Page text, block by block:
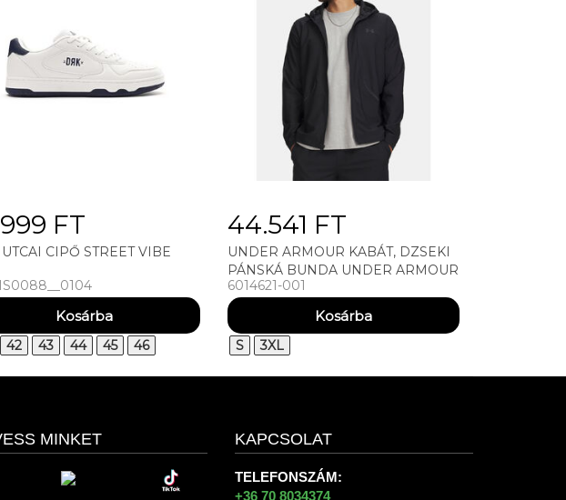
FT
CIPŐ STREET VIBE
42 43 44 45 46
44.541 FT
UNDER ARMOUR KABÁT, DZSEKI
PÁNSKÁ BUNDA UNDER ARMOUR
UA UNSTOPPABLE WOVEN
JACKET
6014621-001
S 3XL
MINKET KAPCSOLAT
TELEFONSZÁM:
+36 70 8034374